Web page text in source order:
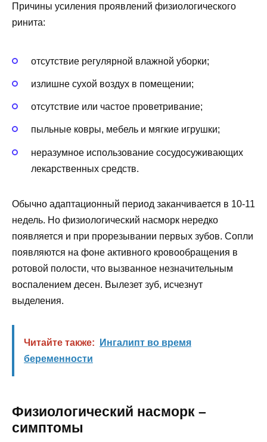
Причины усиления проявлений физиологического
ринита:
отсутствие регулярной влажной уборки;
излишне сухой воздух в помещении;
отсутствие или частое проветривание;
пыльные ковры, мебель и мягкие игрушки;
неразумное использование сосудосуживающих
лекарственных средств.
Обычно адаптационный период заканчивается в 10-11
недель. Но физиологический насморк нередко
появляется и при прорезывании первых зубов. Сопли
появляются на фоне активного кровообращения в
ротовой полости, что вызванное незначительным
воспалением десен. Вылезет зуб, исчезнут
выделения.
Читайте также:
Ингалипт во время
беременности
Физиологический насморк –
симптомы